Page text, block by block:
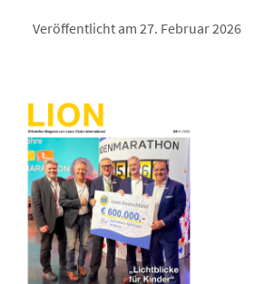
Veröffentlicht am 27. Februar 2026